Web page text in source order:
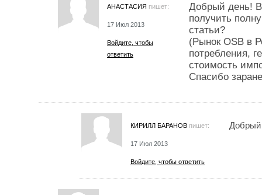
АНАСТАСИЯ пишет:
17 Июл 2013
Войдите, чтобы
ответить
Добрый день!
получить
статьи?
(Рынок OSB в
потребления,
стоимость
Спасибо
КИРИЛЛ БАРАНОВ пишет:
17 Июл 2013
Войдите, чтобы ответить
Добрый